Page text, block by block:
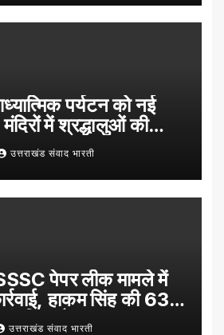
पर्यटन को नई
में श्रद्धालुओं की
उत्तराखंड संवाद भारती
पेपर लीक मामले में
हाकम सिंह की 63
अटैच
उत्तराखंड संवाद भारती